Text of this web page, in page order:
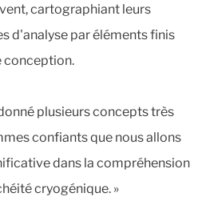
cartographiant leurs
d'analyse par éléments finis
conception.
plusieurs concepts très
confiants que nous allons
dans la compréhension
cryogénique. »